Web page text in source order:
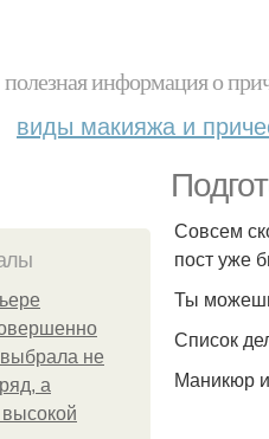
полезная информация о
виды макияжа и
не
а
Совсем
пост уже
Ты можешь
Список
Маникюр